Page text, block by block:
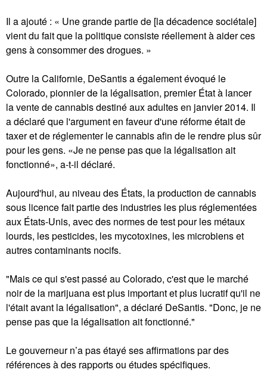
Il a ajouté : « Une grande partie de [la décadence sociétale]
vient du fait que la politique consiste réellement à aider ces
gens à consommer des drogues. »
Outre la Californie, DeSantis a également évoqué le
Colorado, pionnier de la légalisation, premier État à lancer
la vente de cannabis destiné aux adultes en janvier 2014. Il
a déclaré que l'argument en faveur d'une réforme était de
taxer et de réglementer le cannabis afin de le rendre plus sûr
pour les gens. «Je ne pense pas que la légalisation ait
fonctionné», a-t-il déclaré.
Aujourd'hui, au niveau des États, la production de cannabis
sous licence fait partie des industries les plus réglementées
aux États-Unis, avec des normes de test pour les métaux
lourds, les pesticides, les mycotoxines, les microbiens et
autres contaminants nocifs.
"Mais ce qui s'est passé au Colorado, c'est que le marché
noir de la marijuana est plus important et plus lucratif qu'il ne
l'était avant la légalisation", a déclaré DeSantis. "Donc, je ne
pense pas que la légalisation ait fonctionné."
Le gouverneur n’a pas étayé ses affirmations par des
références à des rapports ou études spécifiques.